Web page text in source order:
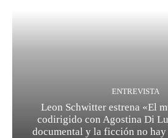
ENTREVISTA
Leon Schwitter estrena «El
codirigido con Agostina Di
documental y la ficción no hay